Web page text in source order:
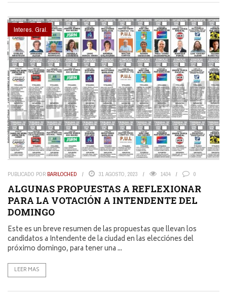
Interes. Gral.
PUBLICADO POR BARILOCHED 31 AGOSTO, 2023 1434 0
ALGUNAS PROPUESTAS A REFLEXIONAR
PARA LA VOTACIÓN A INTENDENTE DEL
DOMINGO
Este es un breve resumen de las propuestas que llevan los
candidatos a Intendente de la ciudad en las elecciónes del
próximo domingo, para tener una ...
LEER MAS